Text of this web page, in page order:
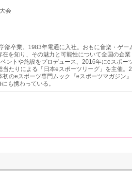
会
部卒業。1983年電通に入社。おもに音楽・ゲ
を知り、その魅力と可能性について全国の企
ントや施設をプロデュース。2016年にeスポー
当たりによる「日本eスポーツリーグ」を主催
初のeスポーツ専門ムック『eスポーツマガジン
も携わっている。